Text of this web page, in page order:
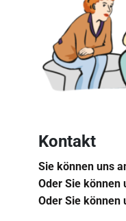
Kontakt
Sie können uns
Oder Sie können
Oder Sie können